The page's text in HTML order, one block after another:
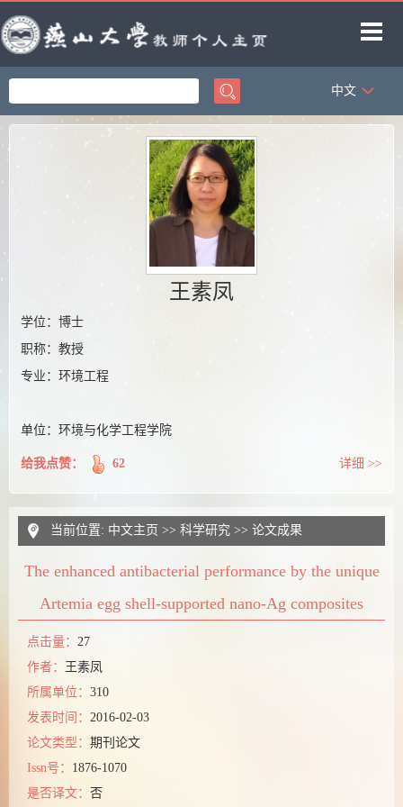
首页
科学研究
中文
王素凤
学位：博士
职称：教授
专业：环境工程
单位：环境与化学工程学院
给我点赞： 62 详细 >>
当前位置: 中文主页 >> 科学研究 >> 论文成果
The enhanced antibacterial performance by the unique
Artemia egg shell-supported nano-Ag composites
点击量： 27
作者： 王素凤
所属单位： 310
发表时间： 2016-02-03
论文类型： 期刊论文
Issn号： 1876-1070
是否译文： 否